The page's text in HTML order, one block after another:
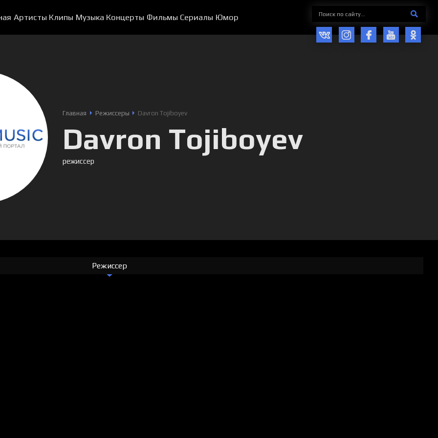
Артисты Клипы Музыка Концерты Фильмы Сериалы Юмор
Главная Режиссеры Davron Tojiboyev
Davron Tojiboyev
режиссер
Режиссер